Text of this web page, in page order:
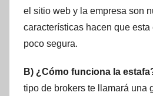
el sitio web y la empresa son
características hacen que
poco segura.
B) ¿Cómo funciona la
tipo de brokers te llamará una